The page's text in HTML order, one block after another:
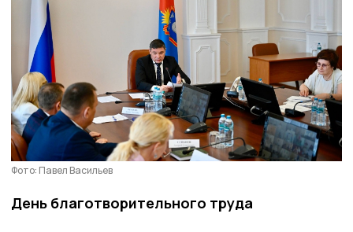
Фото: Павел Васильев
День благотворительного труда